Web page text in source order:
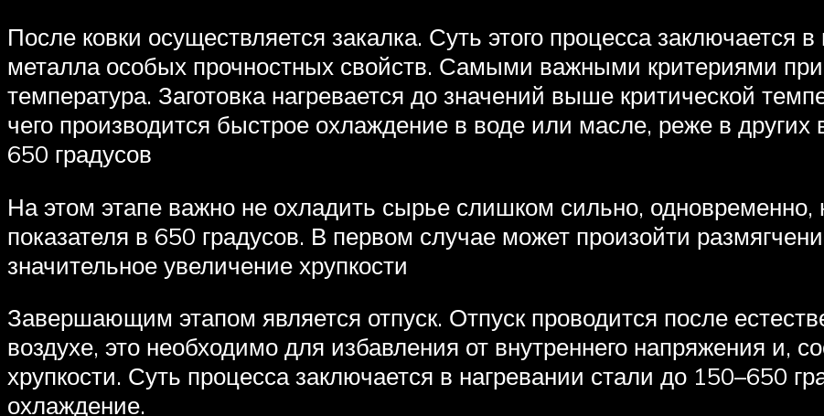
После ковки осуществляется закалка. Суть этого процесса заключается
металла особых прочностных свойств. Самыми важными критериями
температура. Заготовка нагревается до значений выше критической
чего производится быстрое охлаждение в воде или масле, реже в
650 градусов
На этом этапе важно не охладить сырье слишком сильно,
показателя в 650 градусов. В первом случае может произойти
значительное увеличение хрупкости
Завершающим этапом является отпуск. Отпуск проводится после
воздухе, это необходимо для избавления от внутреннего напряжения и,
хрупкости. Суть процесса заключается в нагревании стали до 150–650
охлаждение.